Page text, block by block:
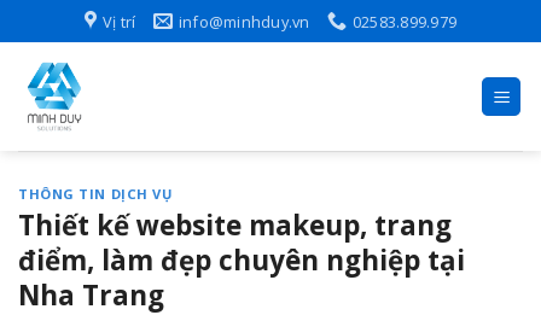
to
content
Vị trí info@minhduy.vn 02583.899.979
THÔNG TIN DỊCH VỤ
Thiết kế website makeup, trang
điểm, làm đẹp chuyên nghiệp tại
Nha Trang